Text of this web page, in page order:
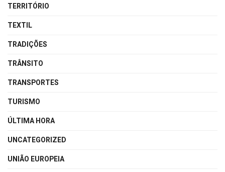
TERRITÓRIO
TEXTIL
TRADIÇÕES
TRÂNSITO
TRANSPORTES
TURISMO
ÚLTIMA HORA
UNCATEGORIZED
UNIÃO EUROPEIA